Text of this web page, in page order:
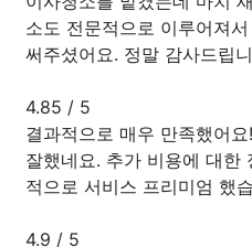
소도 전문적으로 이루어져
써주셨어요. 정말 감사드립
4.85 / 5
결과적으로 매우 만족했어
잘했네요. 추가 비용에 대한
적으로 서비스 프리미엄 했
4.9 / 5